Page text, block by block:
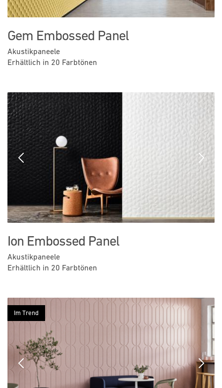
Gem Embossed Panel
Akustikpaneele
Erhältlich in 20 Farbtönen
Previous Next
Ion Embossed Panel
Akustikpaneele
Erhältlich in 20 Farbtönen
Previous Next
Im Trend